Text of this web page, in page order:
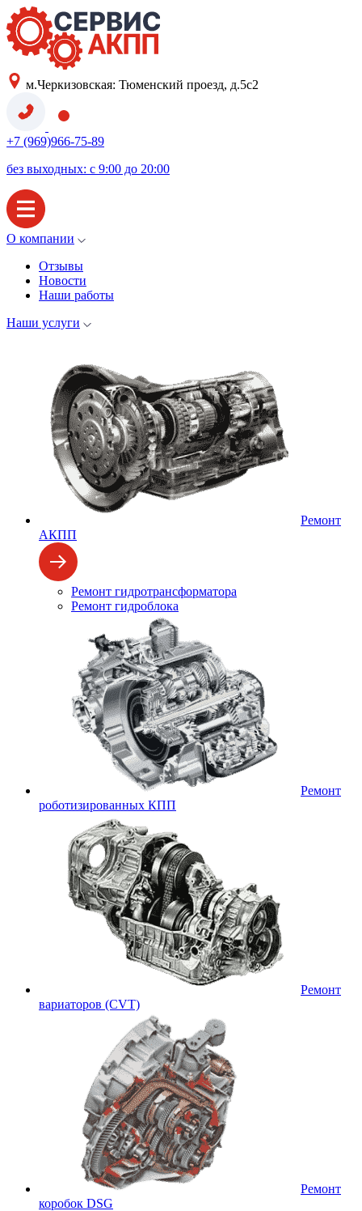
м.Черкизовская: Тюменский проезд, д.5с2
+7 (969)966-75-89
без выходных: с 9:00 до 20:00
О компании
Отзывы
Новости
Наши работы
Наши услуги
Ремонт
АКПП
Ремонт гидротрансформатора
Ремонт гидроблока
Ремонт
роботизированных КПП
Ремонт
вариаторов (CVT)
Ремонт
коробок DSG